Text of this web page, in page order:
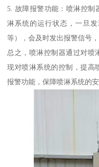
5. 故障报警功能：喷淋控制
淋系统的运行状态，一旦
等），会及时发出报警信号
总之，喷淋控制器通过对喷
现对喷淋系统的控制，提高
报警功能，保障喷淋系统的安